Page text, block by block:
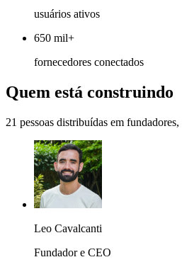
usuários ativos
650 mil+
fornecedores conectados
Quem está construindo
21 pessoas distribuídas em
Leo Cavalcanti
Fundador e CEO